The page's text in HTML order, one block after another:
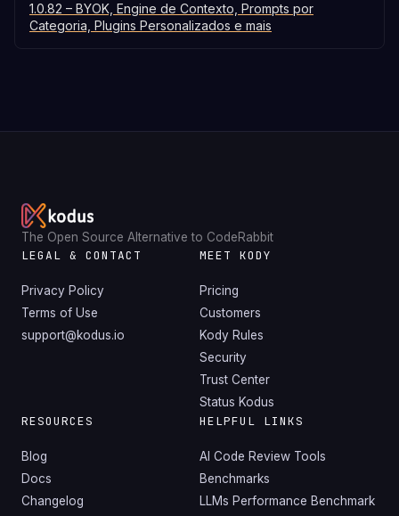
1.0.82 – BYOK, Engine de Contexto, Prompts por
Categoria, Plugins Personalizados e mais
The Open Source Alternative to CodeRabbit
LEGAL & CONTACT
Privacy Policy
Terms of Use
support@kodus.io
MEET KODY
Pricing
Customers
Kody Rules
Security
Trust Center
Status Kodus
RESOURCES
Blog
Docs
Changelog
HELPFUL LINKS
AI Code Review Tools
Benchmarks
LLMs Performance Benchmark